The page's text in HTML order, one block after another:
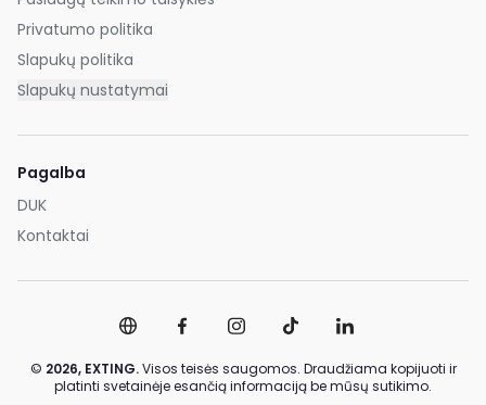
Privatumo politika
Slapukų politika
Slapukų nustatymai
Pagalba
DUK
Kontaktai
© 2026, EXTING.Visos teisės saugomos. Draudžiama kopijuoti ir
platinti svetainėje esančią informaciją be mūsų sutikimo.